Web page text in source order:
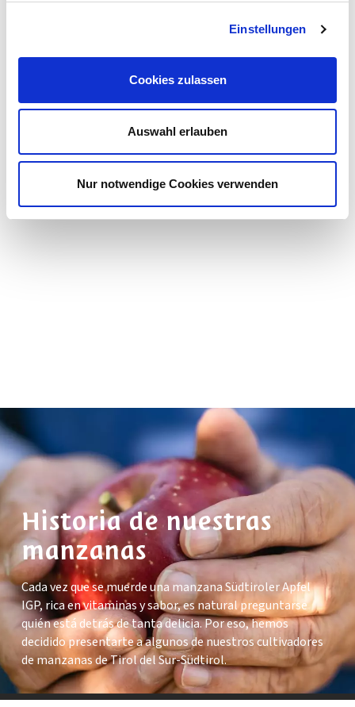
Einstellungen
Cookies zulassen
Auswahl erlauben
Nur notwendige Cookies verwenden
Historia de nuestras
manzanas
Cada vez que se muerde una manzana Südtiroler Apfel
IGP, rica en vitaminas y sabor, es natural preguntarse
quién está detrás de tanta delicia. Por eso, hemos
decidido presentarte a algunos de nuestros cultivadores
de manzanas de Tirol del Sur-Südtirol.